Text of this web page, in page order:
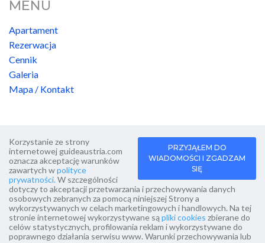
MENU
Apartament
Rezerwacja
Cennik
Galeria
Mapa / Kontakt
Copyright guideaustria.com 2019-2026IT.PStudio
projektowanie stron www
PRZYJĄŁEM DO
WIADOMOŚCI I ZGADZAM
SIĘ
Korzystanie ze strony
internetowej guideaustria.com
oznacza akceptację warunków
zawartych wpolityce
prywatności.W szczególności
dotyczy to akceptacji przetwarzania i przechowywania danych
osobowych zebranych za pomocą niniejszej Strony a
wykorzystywanych w celach marketingowych i handlowych. Na tej
stronie internetowej wykorzystywane sąpliki cookies zbierane do
celów statystycznych, profilowania reklam i wykorzystywane do
poprawnego działania serwisu www. Warunki przechowywania lub